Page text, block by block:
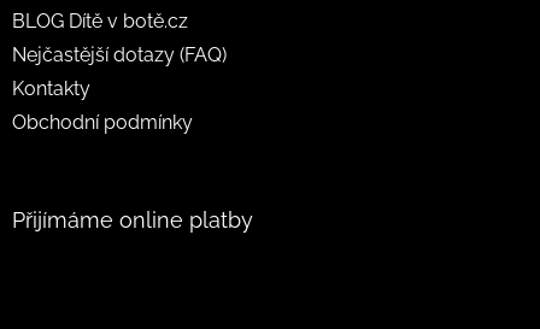
BLOG Dítě v botě.cz
Nejčastější dotazy (FAQ)
Kontakty
Obchodní podmínky
Přijímáme online platby